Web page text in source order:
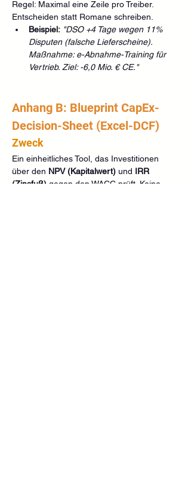
Regel: Maximal eine Zeile pro Treiber.
Entscheiden statt Romane schreiben.
Beispiel: "DSO +4 Tage wegen 11%
Disputen (falsche Lieferscheine).
Maßnahme: e-Abnahme-Training für
Vertrieb. Ziel: -6,0 Mio. € CE."
Anhang B: Blueprint CapEx-
Decision-Sheet (Excel-DCF)
Zweck
Ein einheitliches Tool, das Investitionen
über den NPV (Kapitalwert) und IRR
(Zinsfuß) gegen den WACC prüft. Keine